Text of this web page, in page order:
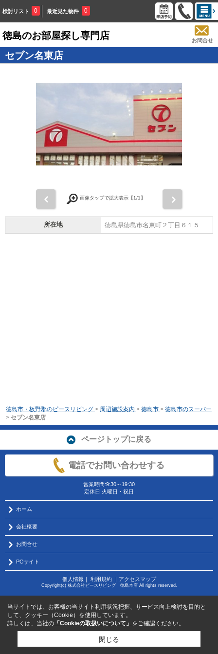
検討リスト 0 最近見た物件 0
徳島のお部屋探し専門店 お問合せ
セブン名東店
前 画像タップで拡大表示【1/1】
所在地 徳島県徳島市名東町２丁目６１５
徳島市・板野郡のピースリビング > 周辺施設案内 > 徳島市 > 徳島市のスーパー
> セブン名東店
ページトップに戻る
電話でお問い合わせする
営業時間:9:30～19:30
定休日:火曜日・祝日
ホーム
会社概要
お問合せ
PCサイト
個人情報 ｜ 利用規約｜ アクセスマップ
Copyright(c) 株式会社ピースリビング 徳島本店 All rights reserved.
当サイトでは、お客様の当サイト利用状況把握、サービス向上検討を目的と
して、クッキー（Cookie）を使用しています。
詳しくは、当社の 「Cookieの取扱いについて」 をご確認ください。
閉じる